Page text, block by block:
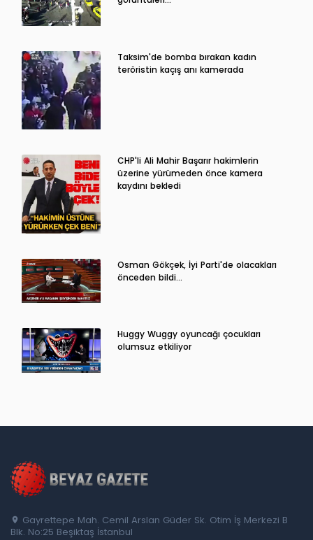
Taksim'de bomba bırakan kadın
teröristin kaçış anı kamerada
CHP'li Ali Mahir Başarır hakimlerin
üzerine yürümeden önce kamera
kaydını bekledi
Osman Gökçek, İyi Parti'de olacakları
önceden bildi...
Huggy Wuggy oyuncağı çocukları
olumsuz etkiliyor
Gayrettepe Mah. Cemil Arslan Güder Sk. Otim İş Merkezi B
Blk. No:25 Beşiktaş İstanbul